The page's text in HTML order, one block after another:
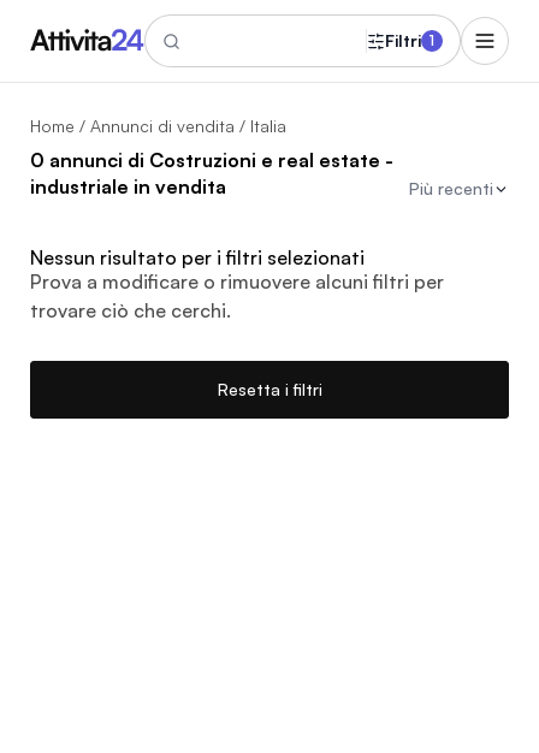
Filtri 1
Home / Annunci di vendita / Italia
0 annunci di Costruzioni e real estate -
industriale in vendita
Più recenti
Nessun risultato per i filtri selezionati
Prova a modificare o rimuovere alcuni filtri per
trovare ciò che cerchi.
Resetta i filtri